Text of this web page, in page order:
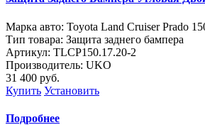
Марка авто: Toyota Land Cruiser Prado
Тип товара: Защита заднего бампера
Артикул: ТLСP150.17.20-2
Производитель: UKO
31 400 руб.
Купить Установить
Подробнее